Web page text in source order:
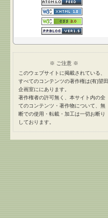
※ ご注意 ※
このウェブサイトに掲載されている、
すべてのコンテンツの著作権は(有)望田
企画室ににあります。
著作権者の許可無く、本サイト内の全
てのコンテンツ・著作物について、無
断での使用・転載・加工は一切お断り
しております。